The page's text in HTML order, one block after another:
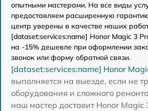
опытными мастерами. На все виды
предоставляем расширенную
центр уверены в качестве наших
[dataset:services:name] Honor Magic 3
на -15% дешевле при оформлении
звонок или форму обратной связи.
[dataset:services:name] Honor
выполняется на выезде, если не
оборудования и сложного
наш мастер доставит Honor Magic